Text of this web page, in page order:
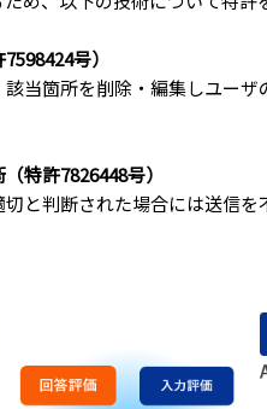
号）
当箇所を削除・編集しユー
特許7826448号）
と判断された場合には送信